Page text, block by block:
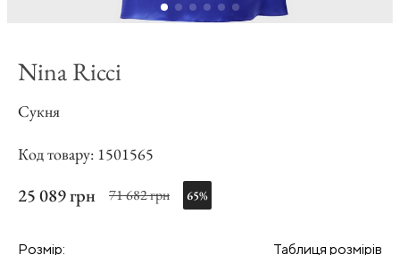
Nina Ricci
Сукня
Код товару: 1501565
25 089 грн 71 682 грн 65%
Розмір: Таблиця розмірів